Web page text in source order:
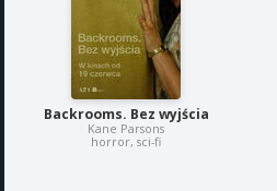
Backrooms. Bez wyjścia
Kane Parsons
horror, sci-fi